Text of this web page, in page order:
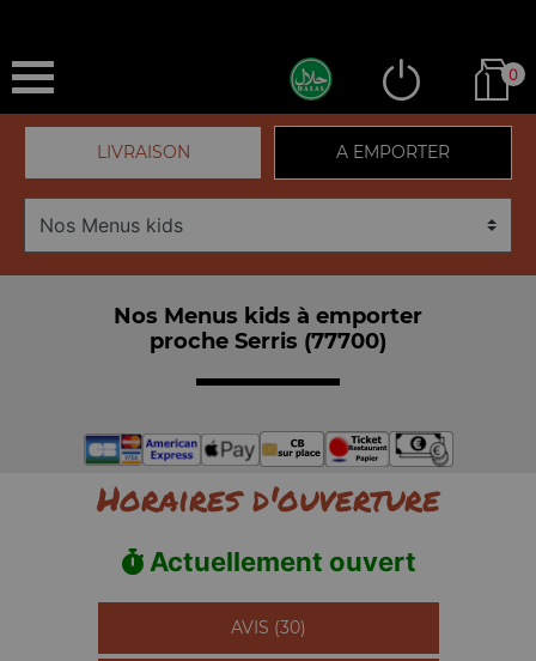
0
LIVRAISON A EMPORTER
Nos Menus kids à emporter
proche Serris (77700)
Horaires d'ouverture
Actuellement ouvert
AVIS (30)